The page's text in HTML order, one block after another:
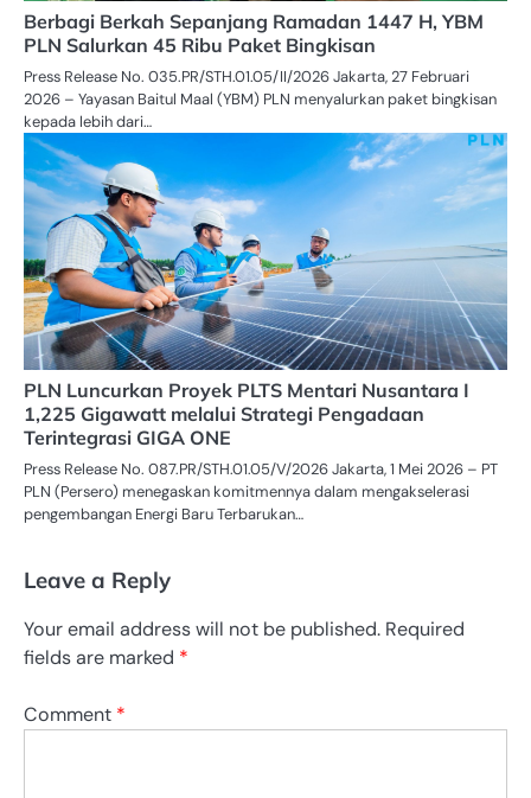
Berbagi Berkah Sepanjang Ramadan 1447 H, YBM
PLN Salurkan 45 Ribu Paket Bingkisan
Press Release No. 035.PR/STH.01.05/II/2026 Jakarta, 27 Februari
2026 – Yayasan Baitul Maal (YBM) PLN menyalurkan paket bingkisan
kepada lebih dari…
PLN Luncurkan Proyek PLTS Mentari Nusantara I
1,225 Gigawatt melalui Strategi Pengadaan
Terintegrasi GIGA ONE
Press Release No. 087.PR/STH.01.05/V/2026 Jakarta, 1 Mei 2026 – PT
PLN (Persero) menegaskan komitmennya dalam mengakselerasi
pengembangan Energi Baru Terbarukan…
Leave a Reply
Your email address will not be published. Required
fields are marked *
Comment *